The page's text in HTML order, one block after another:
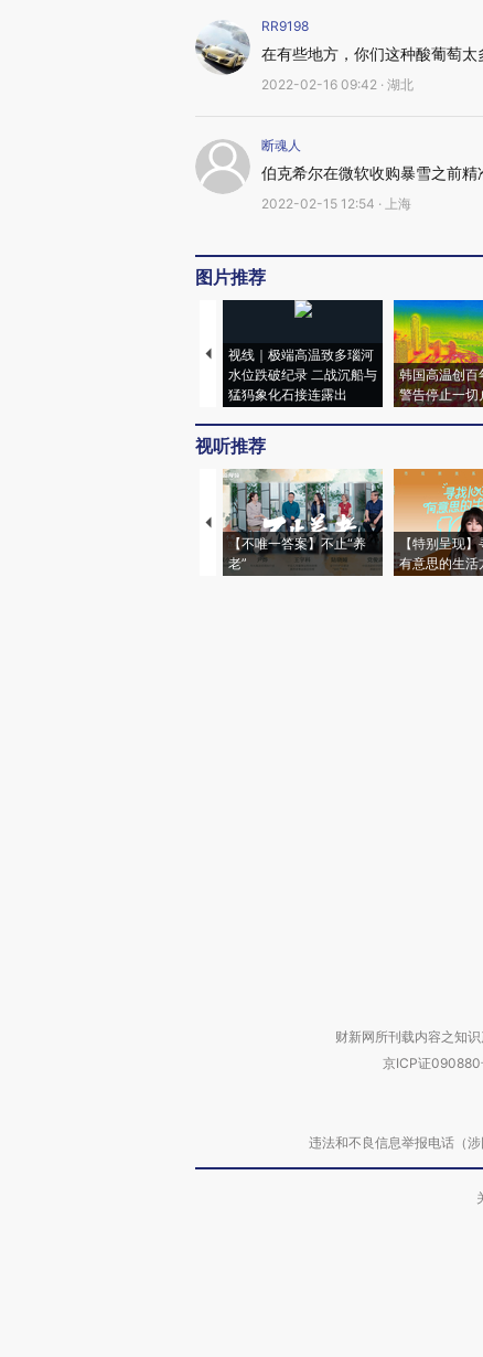
RR9198
在有些地方，你们这种酸葡萄太
2022-02-16 09:42 · 湖北
断魂人
伯克希尔在微软收购暴雪之前
2022-02-15 12:54 · 上海
图片推荐
视线｜极端高温致多瑙河
水位跌破纪录 二战沉船与
猛犸象化石接连露出
韩国高温创百
警告停止一切
视听推荐
【不唯一答案】不止“养
老”
【特别呈现
有意思的生活
财新网所刊载内容之知
京ICP证090880
违法和不良信息举报电话（